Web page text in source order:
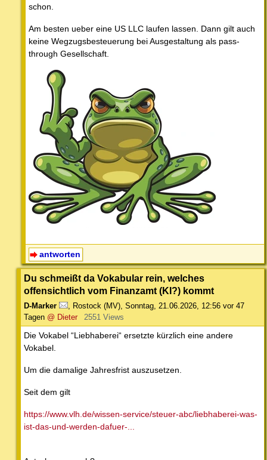
schon.
Am besten ueber eine US LLC laufen lassen. Dann gilt auch
keine Wegzugsbesteuerung bei Ausgestaltung als pass-
through Gesellschaft.
antworten
Du schmeißt da Vokabular rein, welches
offensichtlich vom Finanzamt (KI?) kommt
D-Marker Rostock (MV) Sonntag, 21.06.2026, 12:56 vor 47
Tagen @ Dieter 2551 Views
Die Vokabel “Liebhaberei“ ersetzte kürzlich eine andere
Vokabel.
Um die damalige Jahresfrist auszusetzen.
Seit dem gilt
https://www.vlh.de/wissen-service/steuer-abc/liebhaberei-was-
ist-das-und-werden-dafuer-...